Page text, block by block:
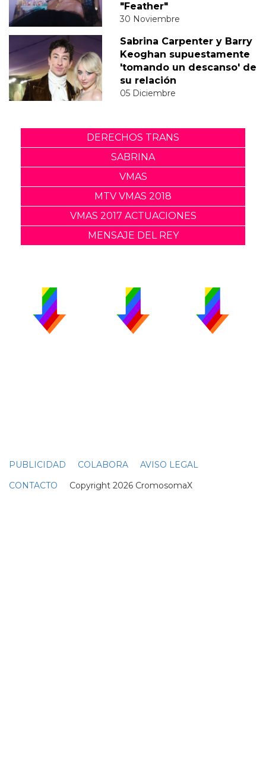
"Feather"
30 Noviembre
Sabrina Carpenter y Barry
Keoghan supuestamente
'tomando un descanso' de
su relación
05 Diciembre
DERECHOS TRANS
SABRINA
VMAS
MTV VMAS 2018
VMAS 2017 ACTUACIONES
MENSAJE DEL REY
PUBLICIDAD COLABORA
AVISO LEGAL
CONTACTO Copyright 2026 CromosomaX